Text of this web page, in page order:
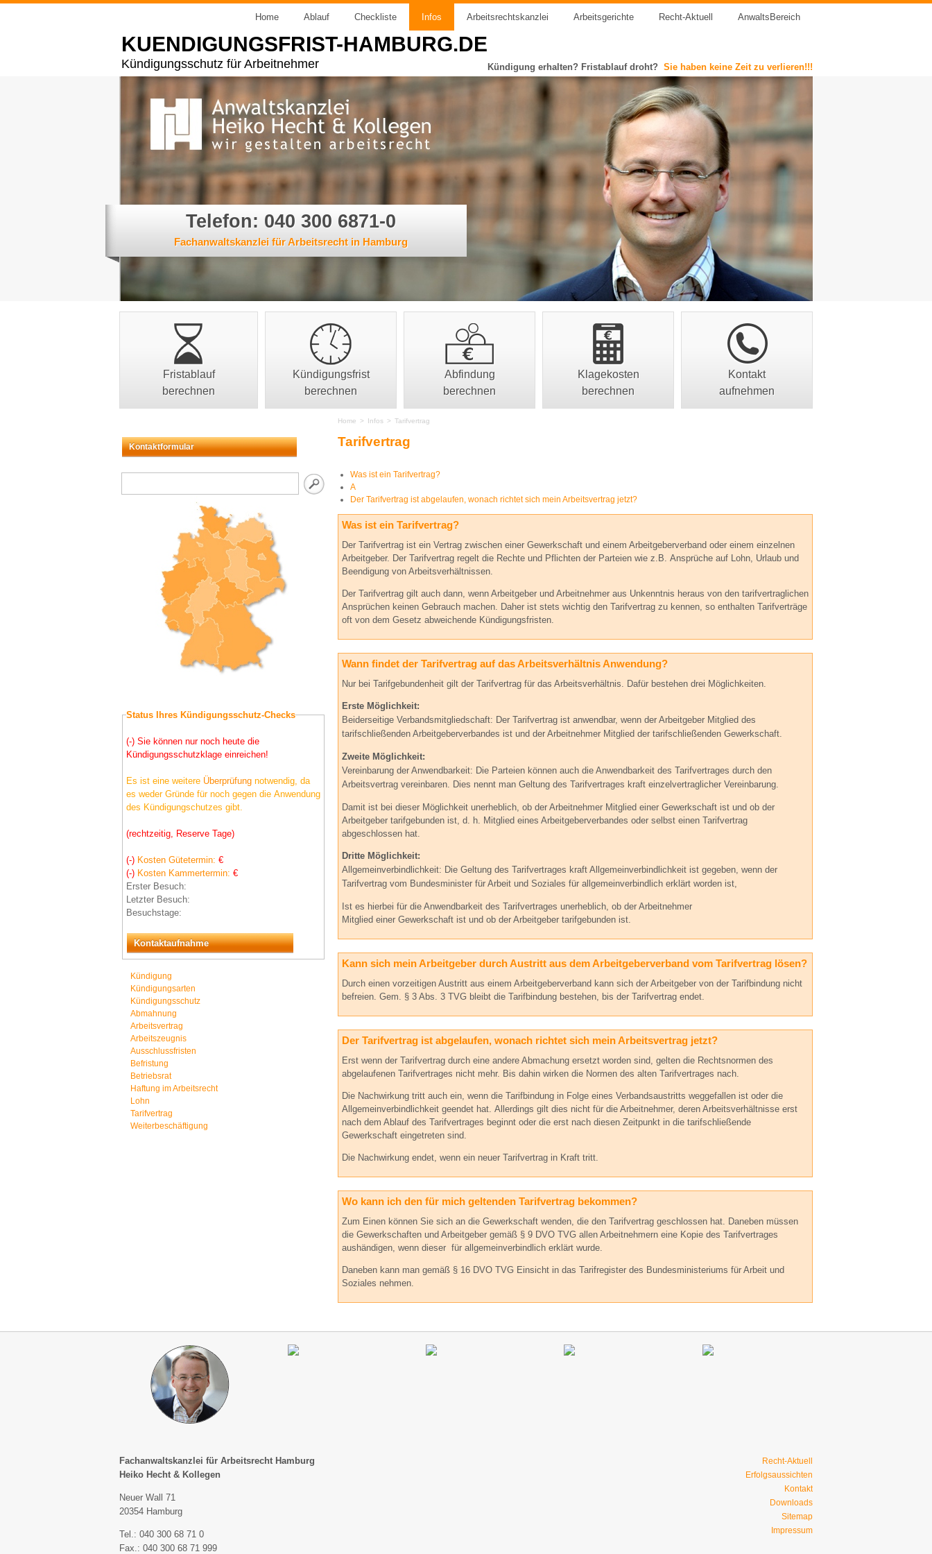
Home Ablauf Checkliste Infos Arbeitsrechtskanzlei Arbeitsgerichte Recht-Aktuell AnwaltsBereich
KUENDIGUNGSFRIST-HAMBURG.DE
Kündigungsschutz für Arbeitnehmer Kündigung erhalten? Fristablauf droht? Sie haben keine Zeit zu verlieren!!!
Telefon: 040 300 6871-0
Fachanwaltskanzlei für Arbeitsrecht in Hamburg
Fristablauf
berechnen
Kündigungsfrist
berechnen
Abfindung
berechnen
Klagekosten
berechnen
Kontakt
aufnehmen
Home > Infos > Tarifvertrag
Kontaktformular
Status Ihres Kündigungsschutz-Checks
(-) Sie können nur noch heute die
Kündigungsschutzklage einreichen!
Es ist eine weitere Überprüfung notwendig, da
es weder Gründe für noch gegen die Anwendung
des Kündigungschutzes gibt.
(rechtzeitig, Reserve Tage)
(-) Kosten Gütetermin: €
(-) Kosten Kammertermin: €
Erster Besuch:
Letzter Besuch:
Besuchstage:
Kontaktaufnahme
Kündigung
Kündigungsarten
Kündigungsschutz
Abmahnung
Arbeitsvertrag
Arbeitszeugnis
Ausschlussfristen
Befristung
Betriebsrat
Haftung im Arbeitsrecht
Lohn
Tarifvertrag
Weiterbeschäftigung
Tarifvertrag
Was ist ein Tarifvertrag?
A
Der Tarifvertrag ist abgelaufen, wonach richtet sich mein Arbeitsvertrag jetzt?
Was ist ein Tarifvertrag?
Der Tarifvertrag ist ein Vertrag zwischen einer Gewerkschaft und einem Arbeitgeberverband oder einem einzelnen
Arbeitgeber. Der Tarifvertrag regelt die Rechte und Pflichten der Parteien wie z.B. Ansprüche auf Lohn, Urlaub und
Beendigung von Arbeitsverhältnissen.
Der Tarifvertrag gilt auch dann, wenn Arbeitgeber und Arbeitnehmer aus Unkenntnis heraus von den tarifvertraglichen
Ansprüchen keinen Gebrauch machen. Daher ist stets wichtig den Tarifvertrag zu kennen, so enthalten Tarifverträge
oft von dem Gesetz abweichende Kündigungsfristen.
Wann findet der Tarifvertrag auf das Arbeitsverhältnis Anwendung?
Nur bei Tarifgebundenheit gilt der Tarifvertrag für das Arbeitsverhältnis. Dafür bestehen drei Möglichkeiten.
Erste Möglichkeit:
Beiderseitige Verbandsmitgliedschaft: Der Tarifvertrag ist anwendbar, wenn der Arbeitgeber Mitglied des
tarifschließenden Arbeitgeberverbandes ist und der Arbeitnehmer Mitglied der tarifschließenden Gewerkschaft.
Zweite Möglichkeit:
Vereinbarung der Anwendbarkeit: Die Parteien können auch die Anwendbarkeit des Tarifvertrages durch den
Arbeitsvertrag vereinbaren. Dies nennt man Geltung des Tarifvertrages kraft einzelvertraglicher Vereinbarung.
Damit ist bei dieser Möglichkeit unerheblich, ob der Arbeitnehmer Mitglied einer Gewerkschaft ist und ob der
Arbeitgeber tarifgebunden ist, d. h. Mitglied eines Arbeitgeberverbandes oder selbst einen Tarifvertrag
abgeschlossen hat.
Dritte Möglichkeit:
Allgemeinverbindlichkeit: Die Geltung des Tarifvertrages kraft Allgemeinverbindlichkeit ist gegeben, wenn der
Tarifvertrag vom Bundesminister für Arbeit und Soziales für allgemeinverbindlich erklärt worden ist,
Ist es hierbei für die Anwendbarkeit des Tarifvertrages unerheblich, ob der Arbeitnehmer
Mitglied einer Gewerkschaft ist und ob der Arbeitgeber tarifgebunden ist.
Kann sich mein Arbeitgeber durch Austritt aus dem Arbeitgeberverband vom Tarifvertrag lösen?
Durch einen vorzeitigen Austritt aus einem Arbeitgeberverband kann sich der Arbeitgeber von der Tarifbindung nicht
befreien. Gem. § 3 Abs. 3 TVG bleibt die Tarifbindung bestehen, bis der Tarifvertrag endet.
Der Tarifvertrag ist abgelaufen, wonach richtet sich mein Arbeitsvertrag jetzt?
Erst wenn der Tarifvertrag durch eine andere Abmachung ersetzt worden sind, gelten die Rechtsnormen des
abgelaufenen Tarifvertrages nicht mehr. Bis dahin wirken die Normen des alten Tarifvertrages nach.
Die Nachwirkung tritt auch ein, wenn die Tarifbindung in Folge eines Verbandsaustritts weggefallen ist oder die
Allgemeinverbindlichkeit geendet hat. Allerdings gilt dies nicht für die Arbeitnehmer, deren Arbeitsverhältnisse erst
nach dem Ablauf des Tarifvertrages beginnt oder die erst nach diesen Zeitpunkt in die tarifschließende
Gewerkschaft eingetreten sind.
Die Nachwirkung endet, wenn ein neuer Tarifvertrag in Kraft tritt.
Wo kann ich den für mich geltenden Tarifvertrag bekommen?
Zum Einen können Sie sich an die Gewerkschaft wenden, die den Tarifvertrag geschlossen hat. Daneben müssen
die Gewerkschaften und Arbeitgeber gemäß § 9 DVO TVG allen Arbeitnehmern eine Kopie des Tarifvertrages
aushändigen, wenn dieser für allgemeinverbindlich erklärt wurde.
Daneben kann man gemäß § 16 DVO TVG Einsicht in das Tarifregister des Bundesministeriums für Arbeit und
Soziales nehmen.
Fachanwaltskanzlei für Arbeitsrecht Hamburg
Heiko Hecht & Kollegen
Neuer Wall 71
20354 Hamburg
Tel.: 040 300 68 71 0
Fax.: 040 300 68 71 999
Recht-Aktuell
Erfolgsaussichten
Kontakt
Downloads
Sitemap
Impressum